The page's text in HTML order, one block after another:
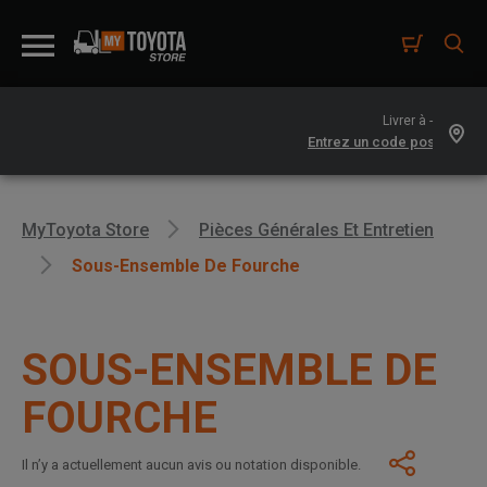
Livrer à -
MyToyota Store
Pièces Générales Et Entretien
Sous-Ensemble De Fourche
SOUS-ENSEMBLE DE
FOURCHE
Il n’y a actuellement aucun avis ou notation disponible.